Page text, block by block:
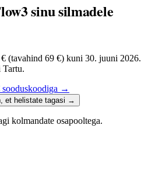
sinu silmadele
69 €) kuni 30. juuni 2026.
→
et helistate tagasi →
kolmandate osapooltega.